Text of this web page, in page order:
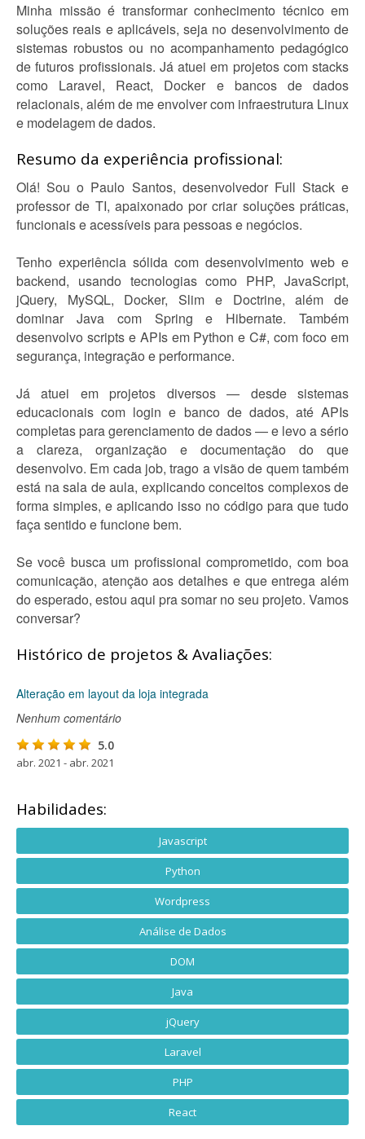
Minha missão é transformar conhecimento técnico em
soluções reais e aplicáveis, seja no desenvolvimento de
sistemas robustos ou no acompanhamento pedagógico
de futuros profissionais. Já atuei em projetos com stacks
como Laravel, React, Docker e bancos de dados
relacionais, além de me envolver com infraestrutura Linux
e modelagem de dados.
Resumo da experiência profissional:
Olá! Sou o Paulo Santos, desenvolvedor Full Stack e
professor de TI, apaixonado por criar soluções práticas,
funcionais e acessíveis para pessoas e negócios.
Tenho experiência sólida com desenvolvimento web e
backend, usando tecnologias como PHP, JavaScript,
jQuery, MySQL, Docker, Slim e Doctrine, além de
dominar Java com Spring e Hibernate. Também
desenvolvo scripts e APIs em Python e C#, com foco em
segurança, integração e performance.
Já atuei em projetos diversos — desde sistemas
educacionais com login e banco de dados, até APIs
completas para gerenciamento de dados — e levo a sério
a clareza, organização e documentação do que
desenvolvo. Em cada job, trago a visão de quem também
está na sala de aula, explicando conceitos complexos de
forma simples, e aplicando isso no código para que tudo
faça sentido e funcione bem.
Se você busca um profissional comprometido, com boa
comunicação, atenção aos detalhes e que entrega além
do esperado, estou aqui pra somar no seu projeto. Vamos
conversar?
Histórico de projetos & Avaliações:
Alteração em layout da loja integrada
Nenhum comentário
5.0
abr. 2021 - abr. 2021
Habilidades:
Javascript
Python
Wordpress
Análise de Dados
DOM
Java
jQuery
Laravel
PHP
React